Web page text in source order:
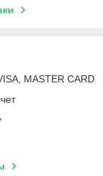
MASTER CARD